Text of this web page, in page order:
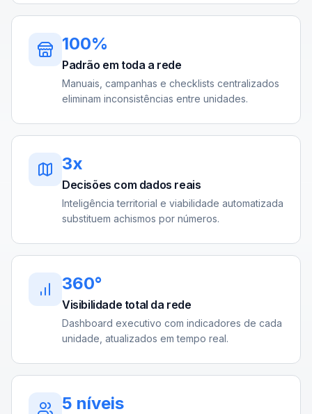
100%
Padrão em toda a rede
Manuais, campanhas e checklists centralizados
eliminam inconsistências entre unidades.
3x
Decisões com dados reais
Inteligência territorial e viabilidade automatizada
substituem achismos por números.
360°
Visibilidade total da rede
Dashboard executivo com indicadores de cada
unidade, atualizados em tempo real.
5 níveis